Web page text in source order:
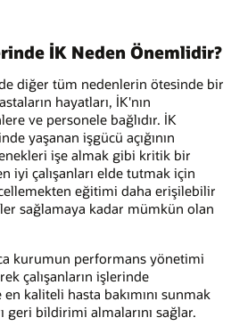
İK Neden Önemlidir?
diğer tüm nedenlerin ötesinde bir
hayatları, İK'nın
ve personele bağlıdır. İK
yaşanan işgücü açığının
işe almak gibi kritik bir
iyi çalışanları elde tutmak için
eğitimi daha erişilebilir
sağlamaya kadar mümkün olan
kurumun performans yönetimi
çalışanların işlerinde
kaliteli hasta bakımını sunmak
geri bildirimi almalarını sağlar.